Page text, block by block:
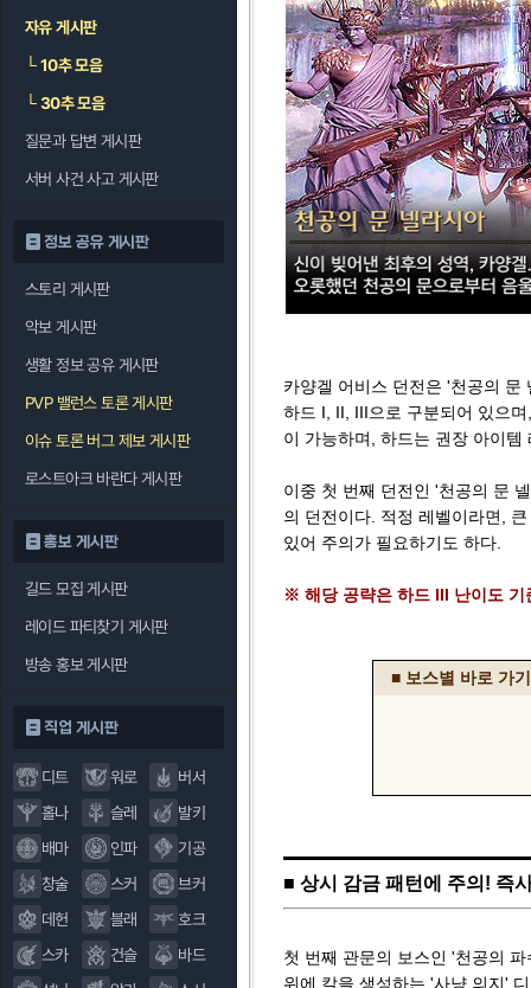
자유 게시판
└10추 모음
└30추 모음
질문과 답변 게시판
서버 사건 사고 게시판
정보 공유 게시판
스토리 게시판
악보 게시판
생활 정보 공유 게시판
PVP 밸런스 토론 게시판
이슈 토론 버그 제보 게시판
로스트아크 바란다 게시판
홍보 게시판
길드 모집 게시판
레이드 파티찾기 게시판
방송 홍보 게시판
직업 게시판
디트 워로
버서
홀나
슬레
발키
배마
인파
기공
창술
스커
브커
데헌
블래
호크
스카
건슬
바드
카양겔 어비스 던전은 '천공의
하드 I, II, III으로 구분되어 있으
이 가능하며, 하드는 권장 아이
이중 첫 번째 던전인 '천공의 문
의 던전이다. 적정 레벨이라면,
있어 주의가 필요하기도 하다.
※ 해당 공략은 하드 III 난이도 기
■ 보스별 바로 가기
■ 상시 감금 패턴에 주의! 즉
첫 번째 관문의 보스인 '천공의
위에 칼을 생성하는 '사냥 의지'